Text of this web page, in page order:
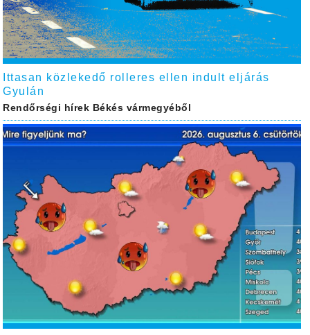
Ittasan közlekedő rolleres ellen indult eljárás
Gyulán
Rendőrségi hírek Békés vármegyéből